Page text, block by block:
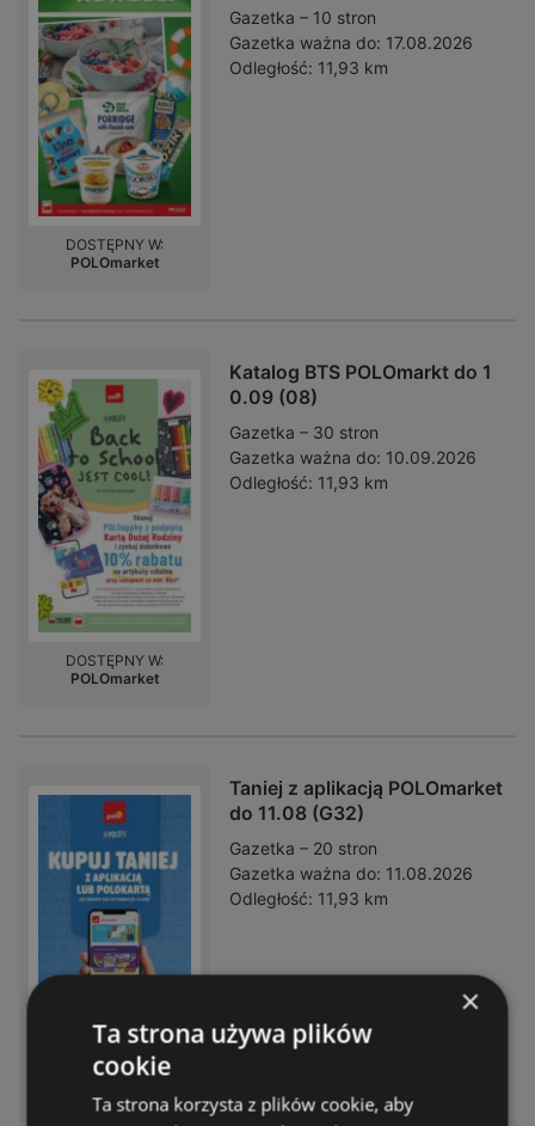
Gazetka – 10 stron
Gazetka ważna do: 17.08.2026
Odległość: 11,93 km
DOSTĘPNY W:
POLOmarket
Katalog BTS POLOmarkt do 1
0.09 (08)
Gazetka – 30 stron
Gazetka ważna do: 10.09.2026
Odległość: 11,93 km
DOSTĘPNY W:
POLOmarket
Taniej z aplikacją POLOmarket
do 11.08 (G32)
Gazetka – 20 stron
Gazetka ważna do: 11.08.2026
Odległość: 11,93 km
DOSTĘPNY W:
POLOmarket
×
Ta strona używa plików
cookie
Ta strona korzysta z plików cookie, aby